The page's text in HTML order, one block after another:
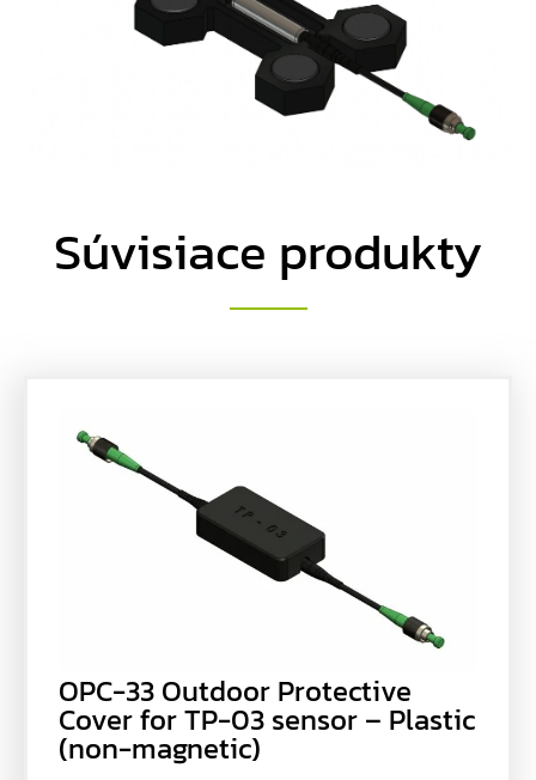
Súvisiace produkty
OPC-33 Outdoor Protective
Cover for TP-03 sensor – Plastic
(non-magnetic)